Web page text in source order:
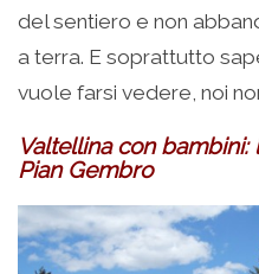
del sentiero e non
a terra. E soprattutto
vuole farsi vedere, noi
Valtellina con bambini:
Pian Gembro